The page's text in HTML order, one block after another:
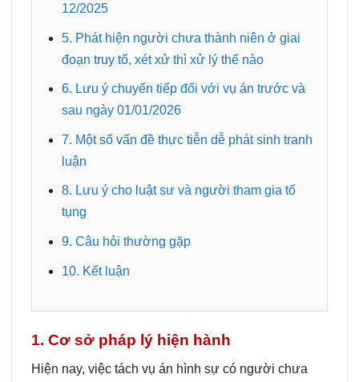
12/2025
5. Phát hiện người chưa thành niên ở giai
đoạn truy tố, xét xử thì xử lý thế nào
6. Lưu ý chuyển tiếp đối với vụ án trước và
sau ngày 01/01/2026
7. Một số vấn đề thực tiễn dễ phát sinh tranh
luận
8. Lưu ý cho luật sư và người tham gia tố
tụng
9. Câu hỏi thường gặp
10. Kết luận
1. Cơ sở pháp lý hiện hành
Hiện nay, việc tách vụ án hình sự có người chưa